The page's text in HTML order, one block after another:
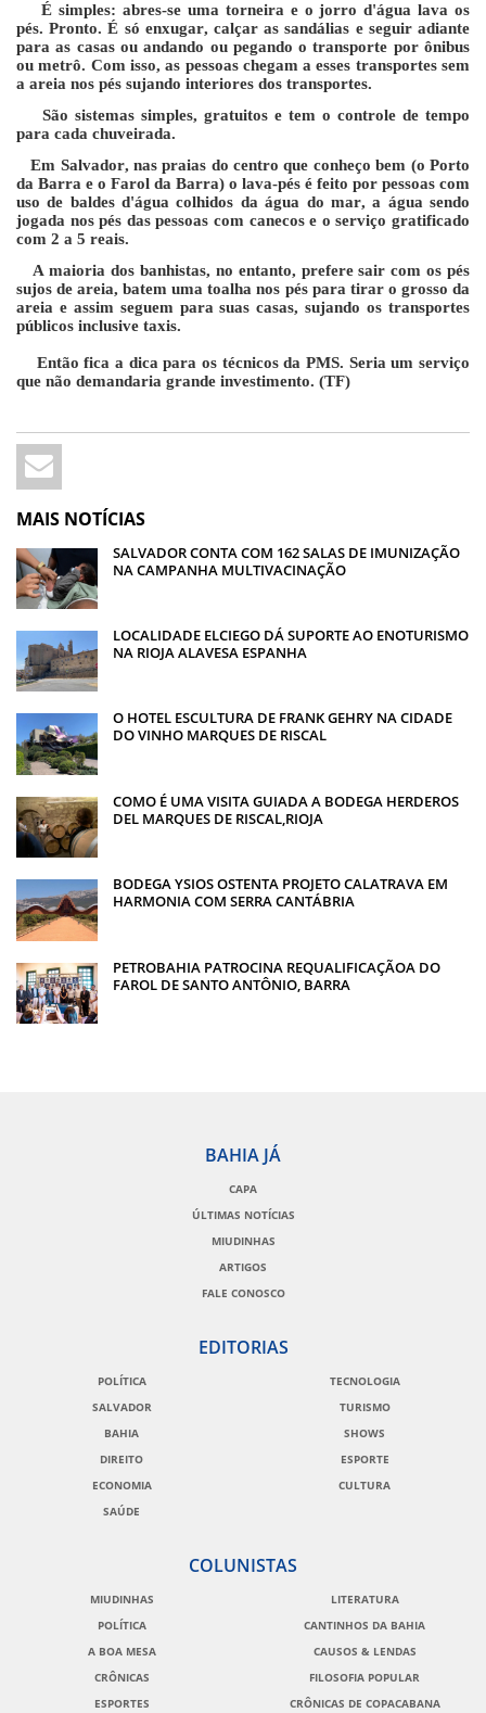
É simples: abres-se uma torneira e o jorro d'água lava os
pés. Pronto. É só enxugar, calçar as sandálias e seguir adiante
para as casas ou andando ou pegando o transporte por ônibus
ou metrô. Com isso, as pessoas chegam a esses transportes sem
a areia nos pés sujando interiores dos transportes.
São sistemas simples, gratuitos e tem o controle de tempo
para cada chuveirada.
Em Salvador, nas praias do centro que conheço bem (o Porto
da Barra e o Farol da Barra) o lava-pés é feito por pessoas com
uso de baldes d'água colhidos da água do mar, a água sendo
jogada nos pés das pessoas com canecos e o serviço gratificado
com 2 a 5 reais.
A maioria dos banhistas, no entanto, prefere sair com os pés
sujos de areia, batem uma toalha nos pés para tirar o grosso da
areia e assim seguem para suas casas, sujando os transportes
públicos inclusive taxis.
Então fica a dica para os técnicos da PMS. Seria um serviço
que não demandaria grande investimento. (TF)
MAIS NOTÍCIAS
SALVADOR CONTA COM 162 SALAS DE IMUNIZAÇÃO
NA CAMPANHA MULTIVACINAÇÃO
LOCALIDADE ELCIEGO DÁ SUPORTE AO ENOTURISMO
NA RIOJA ALAVESA ESPANHA
O HOTEL ESCULTURA DE FRANK GEHRY NA CIDADE
DO VINHO MARQUES DE RISCAL
COMO É UMA VISITA GUIADA A BODEGA HERDEROS
DEL MARQUES DE RISCAL,RIOJA
BODEGA YSIOS OSTENTA PROJETO CALATRAVA EM
HARMONIA COM SERRA CANTÁBRIA
PETROBAHIA PATROCINA REQUALIFICAÇÃOA DO
FAROL DE SANTO ANTÔNIO, BARRA
BAHIA JÁ
CAPA
ÚLTIMAS NOTÍCIAS
MIUDINHAS
ARTIGOS
FALE CONOSCO
EDITORIAS
POLÍTICA
SALVADOR
BAHIA
DIREITO
ECONOMIA
SAÚDE
TECNOLOGIA
TURISMO
SHOWS
ESPORTE
CULTURA
COLUNISTAS
MIUDINHAS
POLÍTICA
A BOA MESA
CRÔNICAS
ESPORTES
LITERATURA
CANTINHOS DA BAHIA
CAUSOS & LENDAS
FILOSOFIA POPULAR
CRÔNICAS DE COPACABANA